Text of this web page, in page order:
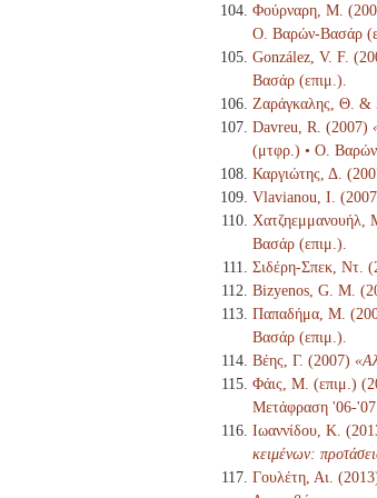
Φούρναρη, Μ.
Ο. Βαρών-Βασάρ
González, V. F.
Βασάρ (επιμ.).
Ζαράγκαλης, Θ. &
Davreu, R. (2007)
(μτφρ.) • Ο.
Καργιώτης, Δ.
Vlavianou, I.
Χατζηεμμανουήλ,
Βασάρ (επιμ.).
Σιδέρη-Σπεκ, Ντ.
Bizyenos, G. M.
Παπαδήμα, Μ.
Βασάρ (επιμ.).
Βέης, Γ. (2007)
Φάις, Μ. (επιμ.)
Μετάφραση '06-
Ιωαννίδου, Κ.
κειμένων:
Γουλέτη, Αι.